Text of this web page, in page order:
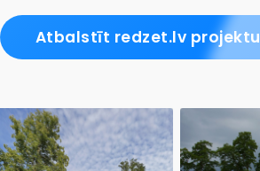
Atbalstīt redzet.lv projektu